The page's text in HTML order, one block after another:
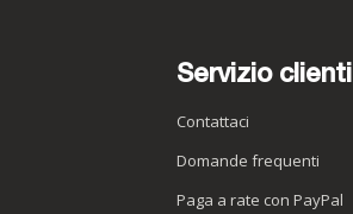
Servizio clienti
Contattaci
Domande frequenti
Paga a rate con PayPal